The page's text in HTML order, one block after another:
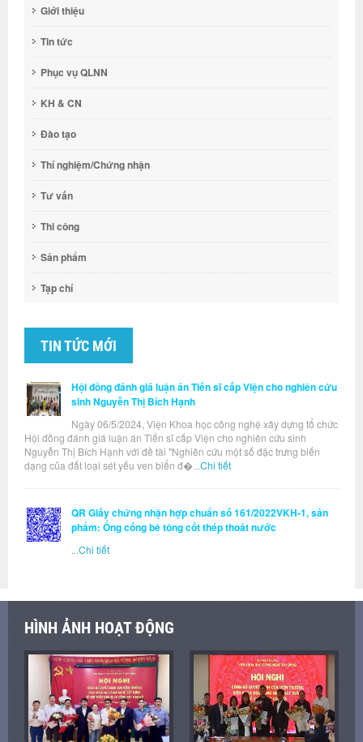
Giới thiệu
Tin tức
Phục vụ QLNN
KH & CN
Đào tạo
Thí nghiệm/Chứng nhận
Tư vấn
Thi công
Sản phẩm
Tạp chí
TIN TỨC MỚI
Hội đồng đánh giá luận án Tiến sĩ cấp Viện cho nghiên cứu
sinh Nguyễn Thị Bích Hạnh
Ngày 06/5/2024, Viện Khoa học công nghệ xây dựng tổ chức
Hội đồng đánh giá luận án Tiến sĩ cấp Viện cho nghiên cứu sinh
Nguyễn Thị Bích Hạnh với đề tài "Nghiên cứu một số đặc trưng biến
dạng của đất loại sét yếu ven biển đ�... Chi tiết
QR Giấy chứng nhận hợp chuẩn số 161/2022VKH-1, sản
phẩm: Ống cống bê tông cốt thép thoát nước
Chi tiết
HÌNH ẢNH HOẠT ĐỘNG